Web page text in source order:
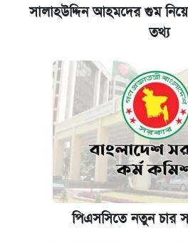
সালাহউদ্দিন আহমদের গুম
তথ্য
পিএসসিতে নতুন চার